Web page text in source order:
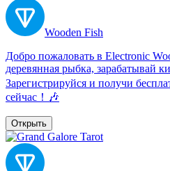
Wooden Fish
Добро пожаловать в Electronic
деревянная рыбка, зарабатывай
Зарегистрируйся и получи
сейчас！🎶
Открыть